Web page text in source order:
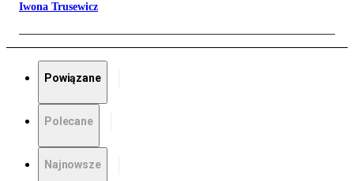
Iwona Trusewicz
Powiązane
Polecane
Najnowsze